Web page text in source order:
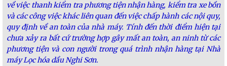
về việc thanh kiểm tra phương tiện nhận hàng, kiểm tra xe bồn
và các công việc khác liên quan đến việc chấp hành các nội quy,
quy định về an toàn của nhà máy. Tính đến thời điểm hiện tại
chưa xảy ra bất cứ trường hợp gây mất an toàn, an ninh từ các
phương tiện và con người trong quá trình nhận hàng tại Nhà
máy Lọc hóa dầu Nghi Sơn.